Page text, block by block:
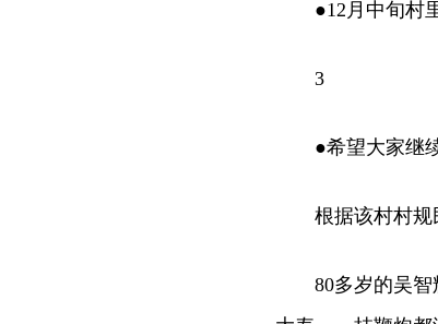
●12月中旬村里
3
●希望大家继续
根据该村村规民
80多岁的吴智辉